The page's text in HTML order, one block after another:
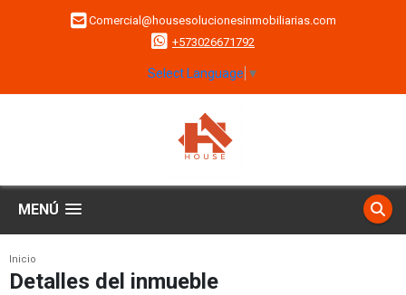
Comercial@housesolucionesinmobiliarias.com
+573026671792
Select Language ▼
MENÚ
Inicio
Detalles del inmueble